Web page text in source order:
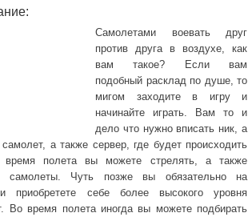
Самолетами воевать друг
против друга в воздухе, как
вам такое? Если вам
подобный расклад по душе, то
мигом заходите в игру и
начинайте играть. Вам то и
дело что нужно вписать ник, а
а также сервер, где будет происходить
полета вы можете стрелять, а также
самолеты. Чуть позже вы обязательно на
приобретете себе более высокого уровня
Во время полета иногда вы можете подбирать